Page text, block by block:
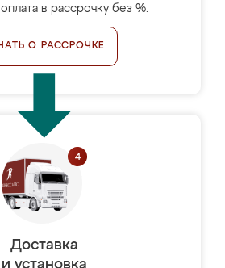
в рассрочку без %.
О РАССРОЧКЕ
Доставка
и установка